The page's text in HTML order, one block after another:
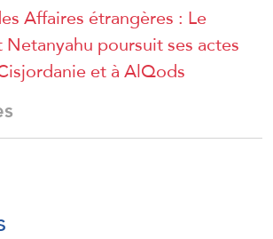
Affaires étrangères : Le
poursuit ses actes
et à AlQods